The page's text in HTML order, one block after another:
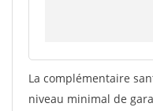
La complémentaire
niveau minimal de